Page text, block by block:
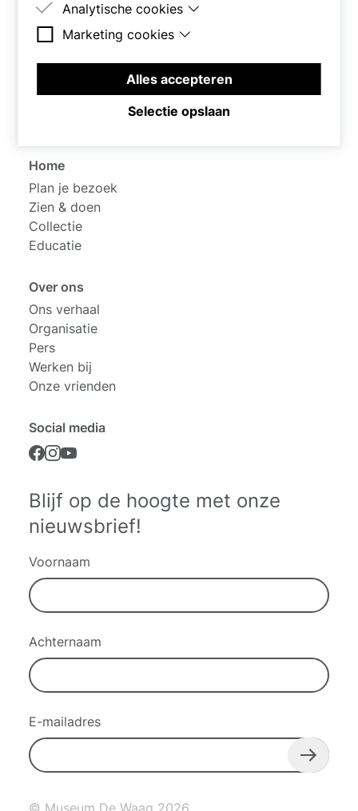
Deze cookies zijn nodig om de site goed te laten
Analytische cookies
Deze cookies worden gebruikt om het gedrag
Marketing cookies
Deze cookies worden gebruikt om een profiel
van bezoekers op te bouwen, bijvoorbeeld voor
het tonen van gerichte advertenties.
Alles accepteren
Selectie opslaan
7411 BV Deventer
0570 - 640 590 (bereikbaar van di t/m zo 11:00 –
Home
Plan je bezoek
Zien & doen
Collectie
Educatie
Over ons
Ons verhaal
Organisatie
Pers
Werken bij
Onze vrienden
Social media
Blijf op de hoogte met onze
nieuwsbrief!
Voornaam
Achternaam
E-mailadres